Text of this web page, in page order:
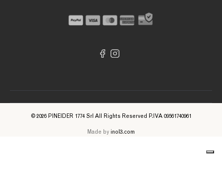
© 2026 PINEIDER 1774 Srl All Rights Reserved P.IVA 09561740961
Made by inol3.com